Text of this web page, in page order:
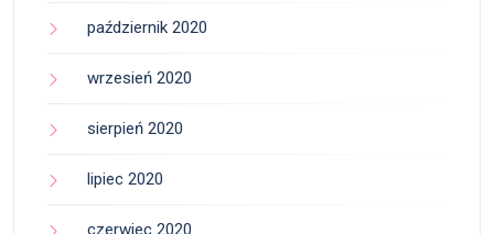
październik 2020
wrzesień 2020
sierpień 2020
lipiec 2020
czerwiec 2020